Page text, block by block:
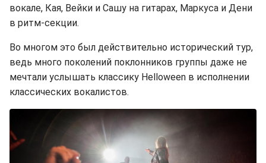
вокале, Кая, Вейки и Сашу на гитарах, Маркуса и Дени
в ритм-секции.
Во многом это был действительно исторический тур,
ведь много поколений поклонников группы даже не
мечтали услышать классику Helloween в исполнении
классических вокалистов.